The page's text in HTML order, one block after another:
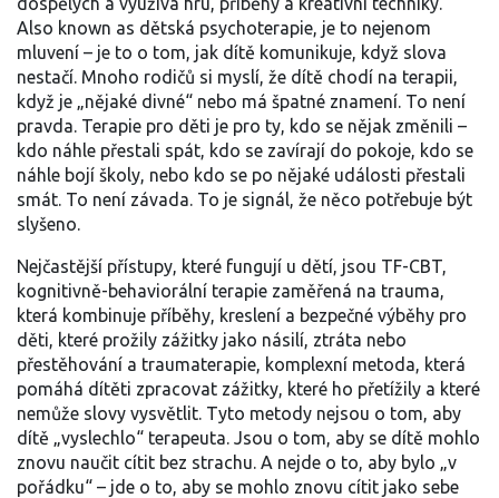
Also known as dětská psychoterapie, je to nejenom
mluvení – je to o tom, jak dítě komunikuje, když slova
nestačí. Mnoho rodičů si myslí, že dítě chodí na terapii,
když je „nějaké divné“ nebo má špatné znamení. To není
pravda. Terapie pro děti je pro ty, kdo se nějak změnili –
kdo náhle přestali spát, kdo se zavírají do pokoje, kdo se
náhle bojí školy, nebo kdo se po nějaké události přestali
smát. To není závada. To je signál, že něco potřebuje být
slyšeno.
Nejčastější přístupy, které fungují u dětí, jsou TF-CBT,
kognitivně-behaviorální terapie zaměřená na trauma,
která kombinuje příběhy, kreslení a bezpečné výběhy pro
děti, které prožily zážitky jako násilí, ztráta nebo
přestěhování a traumaterapie, komplexní metoda, která
pomáhá dítěti zpracovat zážitky, které ho přetížily a které
nemůže slovy vysvětlit. Tyto metody nejsou o tom, aby
dítě „vyslechlo“ terapeuta. Jsou o tom, aby se dítě mohlo
znovu naučit cítit bez strachu. A nejde o to, aby bylo „v
pořádku“ – jde o to, aby se mohlo znovu cítit jako sebe